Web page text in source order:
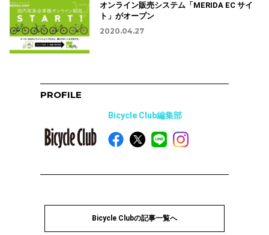
オンライン販売システム「MERIDA EC サイ
ト」がオープン
2020.04.27
PROFILE
Bicycle Club編集部
Bicycle Clubの記事一覧へ